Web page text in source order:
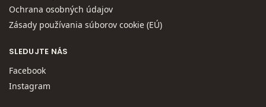
Ochrana osobných údajov
Zásady používania súborov cookie (EÚ)
SLEDUJTE NÁS
Facebook
Instagram